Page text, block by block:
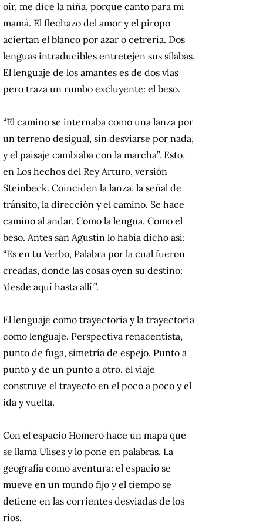
oír, me dice la niña, porque canto para mi
mamá. El flechazo del amor y el piropo
aciertan el blanco por azar o cetrería. Dos
lenguas intraducibles entretejen sus sílabas.
El lenguaje de los amantes es de dos vías
pero traza un rumbo excluyente: el beso.
“El camino se internaba como una lanza por
un terreno desigual, sin desviarse por nada,
y el paisaje cambiaba con la marcha”. Esto,
en Los hechos del Rey Arturo, versión
Steinbeck. Coinciden la lanza, la señal de
tránsito, la dirección y el camino. Se hace
camino al andar. Como la lengua. Como el
beso. Antes san Agustín lo había dicho así:
“Es en tu Verbo, Palabra por la cual fueron
creadas, donde las cosas oyen su destino:
‘desde aquí hasta allí'”.
El lenguaje como trayectoria y la trayectoria
como lenguaje. Perspectiva renacentista,
punto de fuga, simetría de espejo. Punto a
punto y de un punto a otro, el viaje
construye el trayecto en el poco a poco y el
ida y vuelta.
Con el espacio Homero hace un mapa que
se llama Ulises y lo pone en palabras. La
geografía como aventura: el espacio se
mueve en un mundo fijo y el tiempo se
detiene en las corrientes desviadas de los
ríos.